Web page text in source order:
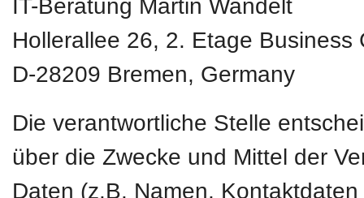
IT-Beratung Martin Wandelt
Hollerallee 26, 2. Etage Business
D-28209 Bremen, Germany
Die verantwortliche Stelle
über die Zwecke und Mittel der
Daten (z.B. Namen,